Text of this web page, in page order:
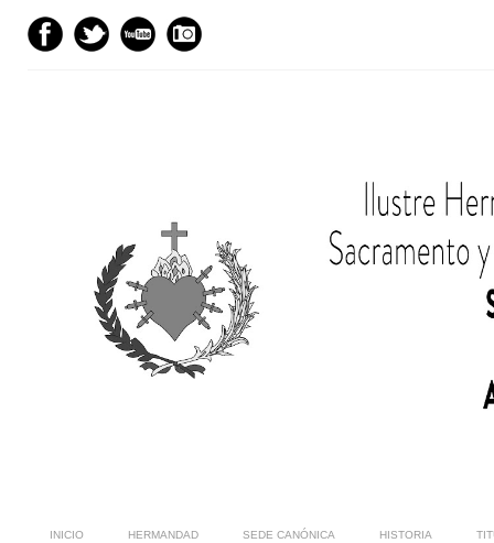
INICIO HERMANDAD SEDE CANÓNICA HISTORIA